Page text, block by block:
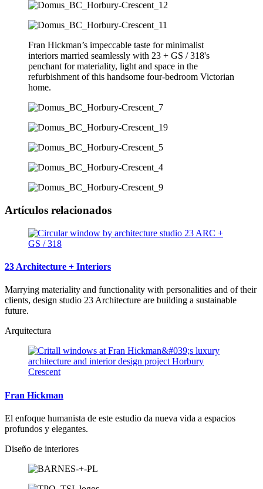
Fran Hickman’s impeccable taste for minimalist
interiors married seamlessly with 23 + GS / 318's
penchant for materiality, light and space in the
refurbishment of this handsome four-bedroom Victorian
home.
Artículos relacionados
23 Architecture + Interiors
Marrying materiality and functionality with personalities and of their
clients, design studio 23 Architecture are building a sustainable
future.
Arquitectura
Fran Hickman
El enfoque humanista de este estudio da nueva vida a espacios
profundos y elegantes.
Diseño de interiores